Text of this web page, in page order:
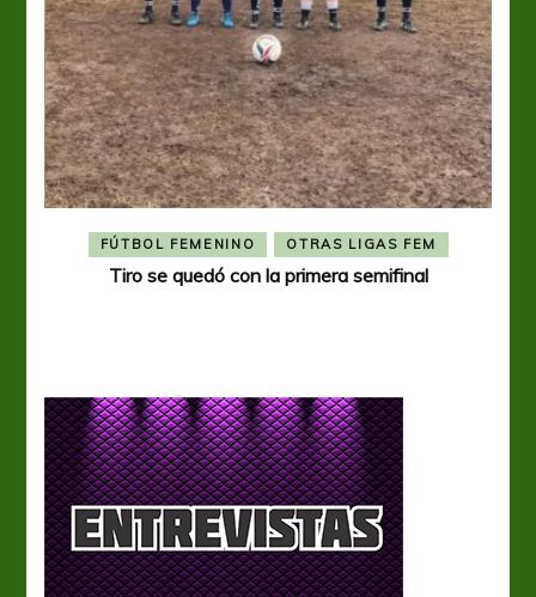
FÚTBOL FEMENINO OTRAS LIGAS FEM
Tiro se quedó con la primera semifinal